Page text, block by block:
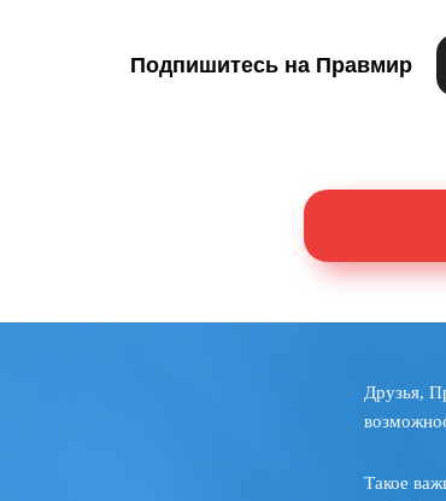
Подпишитесь на Правмир
Друзья,
Такое